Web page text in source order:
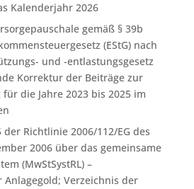
Kalenderjahr 2026
gemäß § 39b
(EStG) nach
und -entlastungsgesetz
Korrektur der Beiträge zur
die Jahre 2023 bis 2025 im
Richtlinie 2006/112/EG des
2006 über das gemeinsame
(MwStSystRL) –
Verzeichnis der